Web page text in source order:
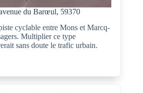
du Barœul, 59370
cyclable entre Mons et Marcq-
Multiplier ce type
sans doute le trafic urbain.